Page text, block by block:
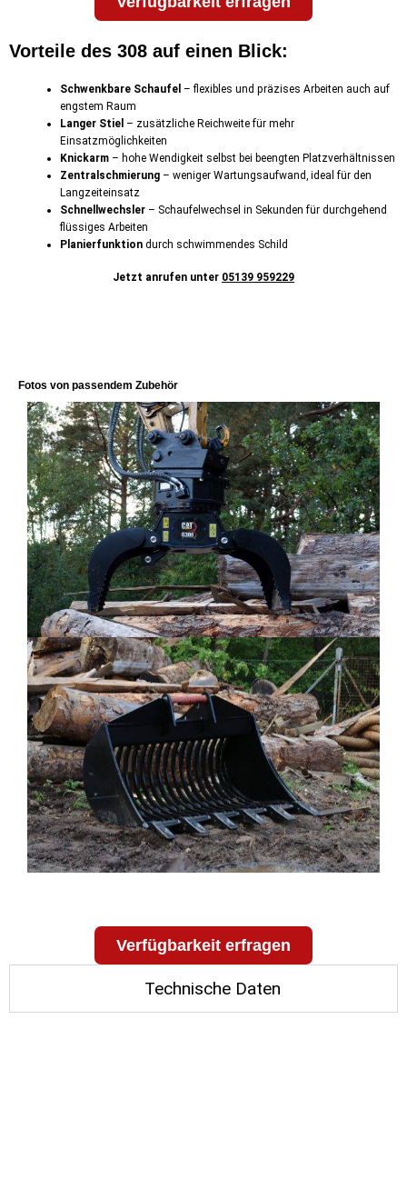
Vorteile des 308 auf einen Blick:
Schwenkbare Schaufel – flexibles und präzises Arbeiten auch auf
engstem Raum
Langer Stiel – zusätzliche Reichweite für mehr
Einsatzmöglichkeiten
Knickarm– hohe Wendigkeit selbst bei beengten Platzverhältnissen
Zentralschmierung– weniger Wartungsaufwand, ideal für den
Langzeiteinsatz
Schnellwechsler– Schaufelwechsel in Sekunden für durchgehend
flüssiges Arbeiten
Planierfunktiondurch schwimmendes Schild
Jetzt anrufen unter 05139 959229
Fotos von passendem Zubehör
Verfügbarkeit erfragen
Technische Daten